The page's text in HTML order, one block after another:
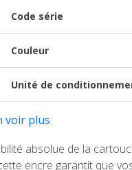
Code série
Couleur
Unité de
voir plus
absolue de la
encre garantit que